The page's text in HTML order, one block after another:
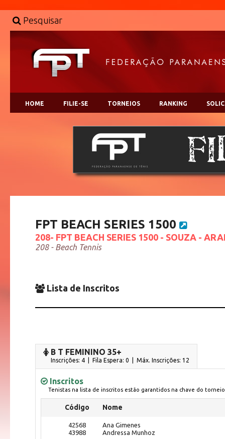
Pesquisar
HOME FILIE-SE TORNEIOS RANKING
FPT BEACH SERIES 1500
208- FPT BEACH SERIES 1500 - SOUZA -
208 - Beach Tennis
Lista de Inscritos
B T FEMININO 35+
Inscrições: 4 | Fila Espera: 0 | Máx. Inscrições: 12
Inscritos
Tenistas na lista de inscritos estão garantidos na chave do torneio
Código Nome
42568
43988
Ana Gimenes
Andressa Munhoz